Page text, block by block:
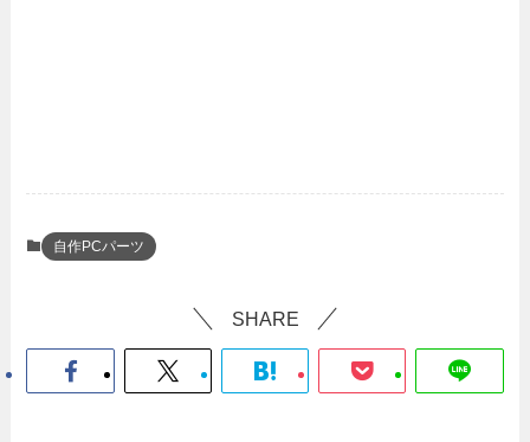
自作PCパーツ
SHARE